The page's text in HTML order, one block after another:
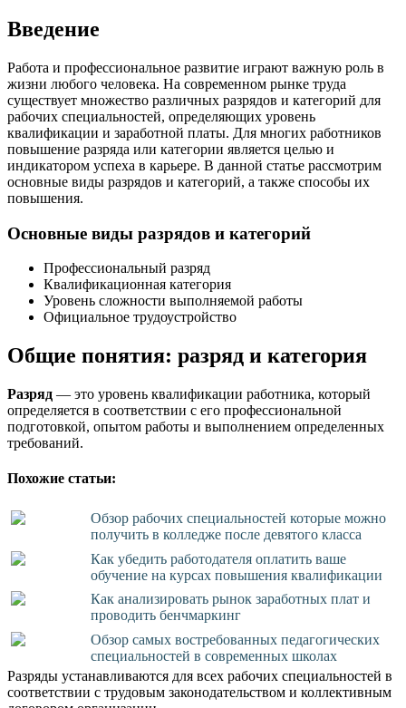
Введение
Работа и профессиональное развитие играют важную роль в
жизни любого человека. На современном рынке труда
существует множество различных разрядов и категорий для
рабочих специальностей, определяющих уровень
квалификации и заработной платы. Для многих работников
повышение разряда или категории является целью и
индикатором успеха в карьере. В данной статье рассмотрим
основные виды разрядов и категорий, а также способы их
повышения.
Основные виды разрядов и категорий
Профессиональный разряд
Квалификационная категория
Уровень сложности выполняемой работы
Официальное трудоустройство
Общие понятия: разряд и категория
Разряд — это уровень квалификации работника, который
определяется в соответствии с его профессиональной
подготовкой, опытом работы и выполнением определенных
требований.
Похожие статьи:
Обзор рабочих специальностей которые можно
получить в колледже после девятого класса
Как убедить работодателя оплатить ваше
обучение на курсах повышения квалификации
Как анализировать рынок заработных плат и
проводить бенчмаркинг
Обзор самых востребованных педагогических
специальностей в современных школах
Разряды устанавливаются для всех рабочих специальностей в
соответствии с трудовым законодательством и коллективным